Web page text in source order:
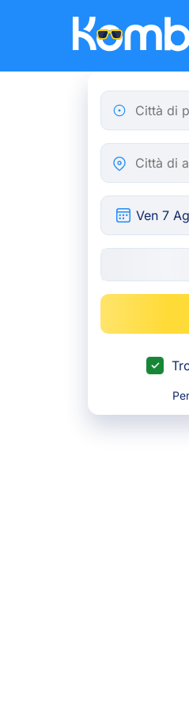
Città di
Città di arrivo